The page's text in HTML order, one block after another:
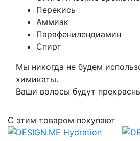
Перекись
Аммиак
Парафенилендиамин
Спирт
Мы никогда не будем
химикаты.
Ваши волосы будут
С этим товаром покупают